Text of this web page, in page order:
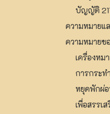
บัญญัติ
ความหมายแ
ความหมายข
เครื่องหมา
การกระทำข
หยุดพักผ่อ
เพื่อสรรเสริ